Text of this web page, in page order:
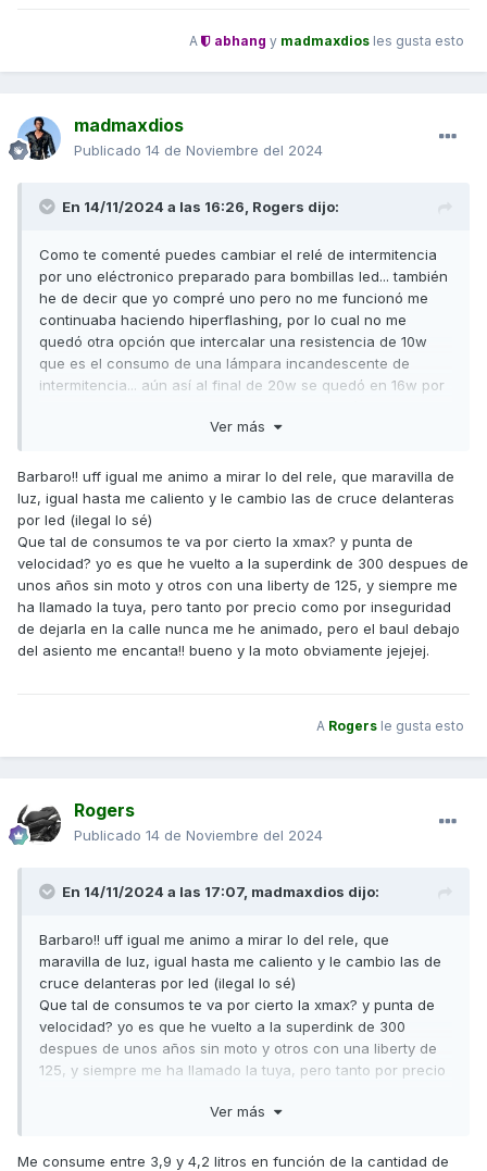
A abhang y madmaxdios les gusta esto
madmaxdios
Publicado 14 de Noviembre del 2024
En 14/11/2024 a las 16:26, Rogers dijo:
Como te comenté puedes cambiar el relé de intermitencia
por uno eléctronico preparado para bombillas led... también
he de decir que yo compré uno pero no me funcionó me
continuaba haciendo hiperflashing, por lo cual no me
quedó otra opción que intercalar una resistencia de 10w
que es el consumo de una lámpara incandescente de
intermitencia... aún así al final de 20w se quedó en 16w por
destello de cada luz ahora es mucho mayor que es lo que
Mira como quedó (parte final del video):
Ver más
Barbaro!! uff igual me animo a mirar lo del rele, que maravilla de
luz, igual hasta me caliento y le cambio las de cruce delanteras
por led (ilegal lo sé)
Que tal de consumos te va por cierto la xmax? y punta de
velocidad? yo es que he vuelto a la superdink de 300 despues de
unos años sin moto y otros con una liberty de 125, y siempre me
ha llamado la tuya, pero tanto por precio como por inseguridad
de dejarla en la calle nunca me he animado, pero el baul debajo
del asiento me encanta!! bueno y la moto obviamente jejejej.
A Rogers le gusta esto
Rogers
Publicado 14 de Noviembre del 2024
En 14/11/2024 a las 17:07, madmaxdios dijo:
Barbaro!! uff igual me animo a mirar lo del rele, que
maravilla de luz, igual hasta me caliento y le cambio las de
cruce delanteras por led (ilegal lo sé)
Que tal de consumos te va por cierto la xmax? y punta de
velocidad? yo es que he vuelto a la superdink de 300
despues de unos años sin moto y otros con una liberty de
125, y siempre me ha llamado la tuya, pero tanto por precio
animado, pero el baul debajo del asiento me encanta!!
Ver más
Me consume entre 3,9 y 4,2 litros en función de la cantidad de